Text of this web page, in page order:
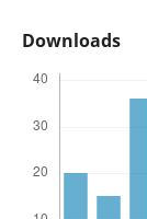
Downloads